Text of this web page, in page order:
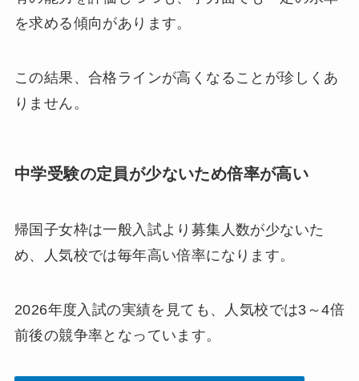
を求める傾向があります。
この結果、合格ラインが高くなることが珍しくあ
りません。
中学受験の定員が少ないため倍率が高い
帰国子女枠は一般入試より募集人数が少ないた
め、人気校では毎年高い倍率になります。
2026年度入試の実績を見ても、人気校では3～4倍
前後の競争率となっています。